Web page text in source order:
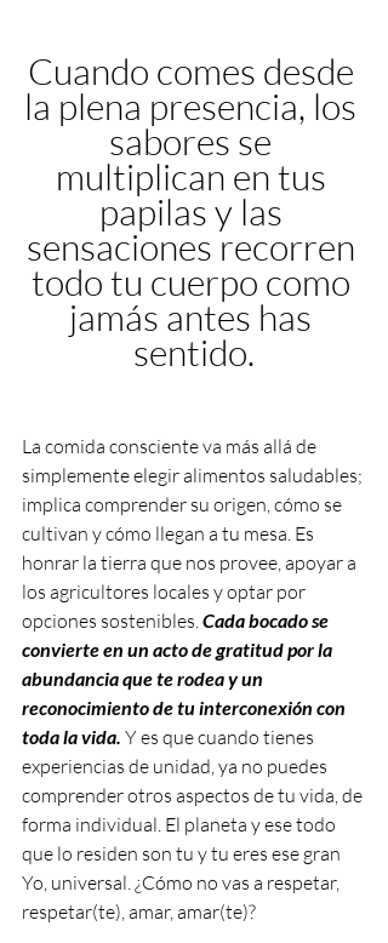
Cuando comes desde
la plena presencia, los
sabores se
multiplican en tus
papilas y las
sensaciones recorren
todo tu cuerpo como
jamás antes has
sentido.
La comida consciente va más allá de
simplemente elegir alimentos saludables;
implica comprender su origen, cómo se
cultivan y cómo llegan a tu mesa. Es
honrar la tierra que nos provee, apoyar a
los agricultores locales y optar por
opciones sostenibles. Cada bocado se
convierte en un acto de gratitud por la
abundancia que te rodea y un
reconocimiento de tu interconexión con
toda la vida. Y es que cuando tienes
experiencias de unidad, ya no puedes
comprender otros aspectos de tu vida, de
forma individual. El planeta y ese todo
que lo residen son tu y tu eres ese gran
Yo, universal. ¿Cómo no vas a respetar,
respetar(te), amar, amar(te)?